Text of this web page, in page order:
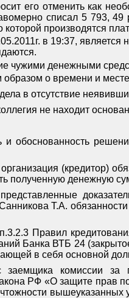
его отменить как
списал 5 793,
которой производятся
в 19:37,
чужими денежными
о времени и
в отсутствие
не находит
обоснованность
(кредитор)
полученную денежную
Санникова Т.А.
Правил
Банка ВТБ 24
в себя основной
комиссии за
РФ «О защите прав